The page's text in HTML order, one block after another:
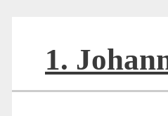
1.